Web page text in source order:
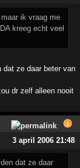
ik vraag me
kreeg echt veel
dat ze daar beter van
dr zelf alleen nooit
3 april 2006 21:48
dat ze daar